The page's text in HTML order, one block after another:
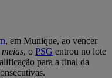
, em Munique, ao vencer
meias, o PSG entrou no lote
para a final da